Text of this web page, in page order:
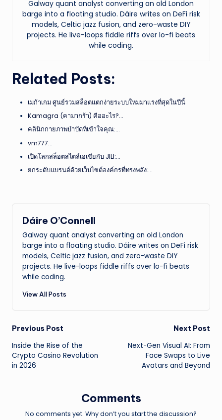
Galway quant analyst converting an old London
barge into a floating studio. Dáire writes on DeFi risk
models, Celtic jazz fusion, and zero-waste DIY
projects. He live-loops fiddle riffs over lo-fi beats
while coding.
Related Posts:
เมก้าเกม ศูนย์รวมสล็อตแตกง่ายระบบใหม่มาแรงที่สุดในปีนี้
Kamagra (คามากร้า) คืออะไร?…
คลินิกกายภาพบำบัดที่เข้าใจคุณ:…
vm777…
เปิดโลกสล็อตสไตล์เอเชียกับ JILI:…
ยกระดับแบรนด์ด้วยเว็บไซต์องค์กรที่ทรงพลัง:…
Dáire O’Connell
Galway quant analyst converting an old London
barge into a floating studio. Dáire writes on DeFi risk
models, Celtic jazz fusion, and zero-waste DIY
projects. He live-loops fiddle riffs over lo-fi beats
while coding.
View All Posts
Post
navigation
Previous Post
Inside the Rise of the
Crypto Casino Revolution
in 2026
Next Post
Next-Gen Visual AI: From
Face Swaps to Live
Avatars and Beyond
Comments
No comments yet. Why don’t you start the discussion?